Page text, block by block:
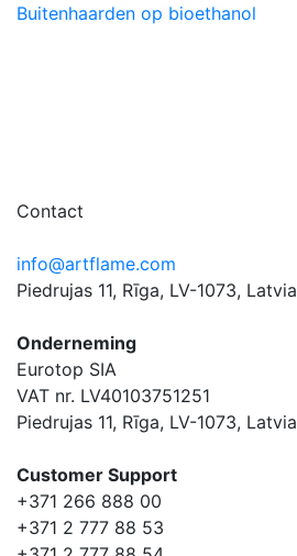
Buitenhaarden op bioethanol
Contact
info@artflame.com
Piedrujas 11, Rīga, LV-1073, Latvia
Onderneming
Eurotop SIA
VAT nr. LV40103751251
Piedrujas 11, Rīga, LV-1073, Latvia
Сustomer Support
+371 266 888 00
+371 2 777 88 53